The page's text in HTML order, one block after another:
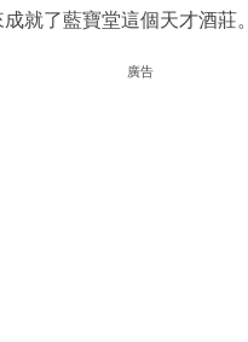
就了藍寶堂這個天才酒莊。
廣告